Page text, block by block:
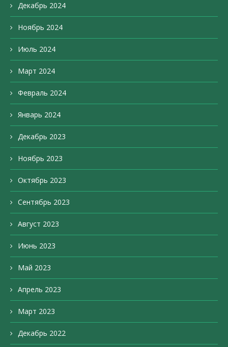
Декабрь 2024
Ноябрь 2024
Июль 2024
Март 2024
Февраль 2024
Январь 2024
Декабрь 2023
Ноябрь 2023
Октябрь 2023
Сентябрь 2023
Август 2023
Июнь 2023
Май 2023
Апрель 2023
Март 2023
Декабрь 2022